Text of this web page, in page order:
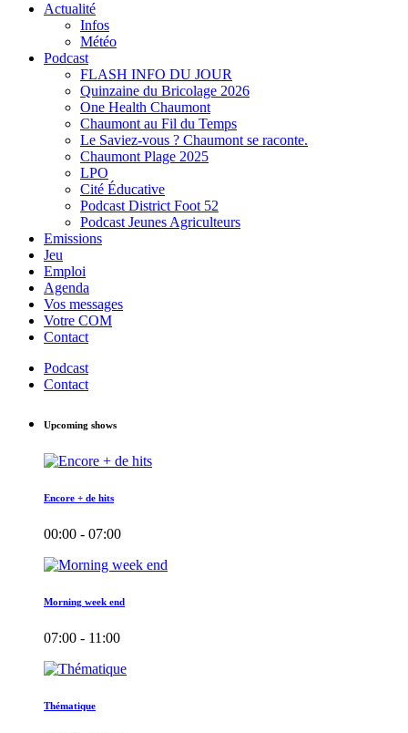
Actualité
Infos
Météo
Podcast
FLASH INFO DU JOUR
Quinzaine du Bricolage 2026
One Health Chaumont
Chaumont au Fil du Temps
Le Saviez-vous ? Chaumont se raconte.
Chaumont Plage 2025
LPO
Cité Éducative
Podcast District Foot 52
Podcast Jeunes Agriculteurs
Emissions
Jeu
Emploi
Agenda
Vos messages
Votre COM
Contact
Podcast
Contact
Upcoming shows
Encore + de hits
00:00 - 07:00
Morning week end
07:00 - 11:00
Thématique